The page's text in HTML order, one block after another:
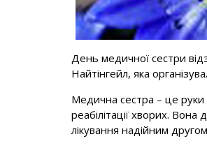
День медичної сестри
Найтінгейл, яка
Медична сестра – це руки
реабілітації хворих.
лікування надійним